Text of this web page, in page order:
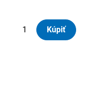
Kúpiť